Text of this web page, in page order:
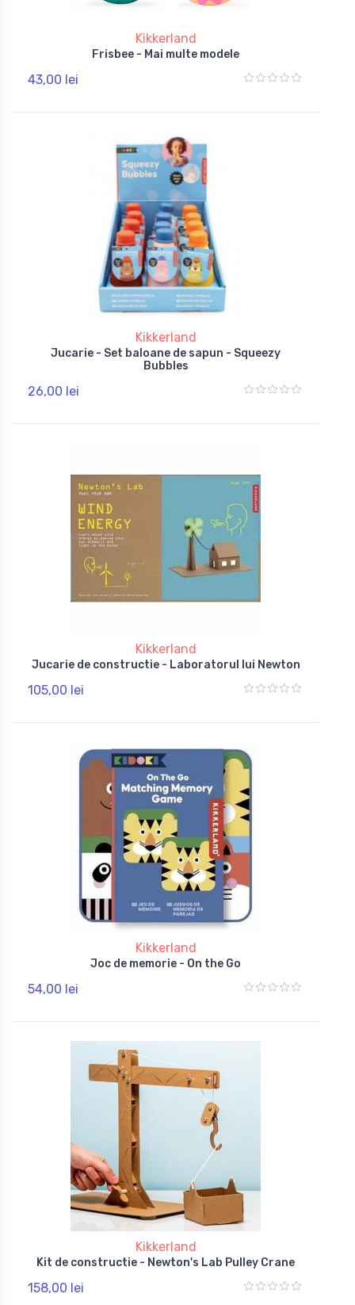
Kikkerland
Frisbee - Mai multe modele
43,00 lei
Kikkerland
Jucarie - Set baloane de sapun - Squeezy
Bubbles
26,00 lei
Kikkerland
Jucarie de constructie - Laboratorul lui Newton
105,00 lei
Kikkerland
Joc de memorie - On the Go
54,00 lei
Kikkerland
Kit de constructie - Newton's Lab Pulley Crane
158,00 lei